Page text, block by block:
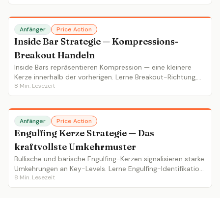
sich lohnen.
Anfänger Price Action
Inside Bar Strategie — Kompressions-
Breakout Handeln
Inside Bars repräsentieren Kompression — eine kleinere
Kerze innerhalb der vorherigen. Lerne Breakout-Richtung,
Mother Bar Kontext und Fortsetzungs- vs Umkehr-Setups.
8 Min. Lesezeit
Anfänger Price Action
Engulfing Kerze Strategie — Das
kraftvollste Umkehrmuster
Bullische und bärische Engulfing-Kerzen signalisieren starke
Umkehrungen an Key-Levels. Lerne Engulfing-Identifikation,
Kontextanforderungen und Ein-/Ausstiegsstrategien.
8 Min. Lesezeit